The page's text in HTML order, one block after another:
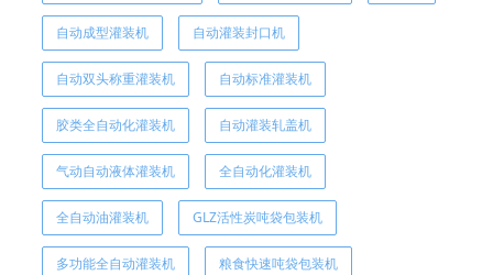
自动成型灌装机 自动灌装封口机
自动双头称重灌装机 自动标准灌装机
胶类全自动化灌装机 自动灌装轧盖机
气动自动液体灌装机 全自动化灌装机
全自动油灌装机 GLZ活性炭吨袋包装机
多功能全自动灌装机 粮食快速吨袋包装机